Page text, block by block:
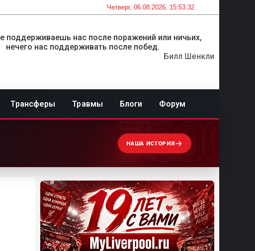
Четверг, 06.08.2026, 15:53:32
поддерживаешь нас после поражений или ничьих,
нечего нас поддерживать после побед.
Билл Шенкли
Трансферы Травмы Блоги Форум
7000
НАША ИСТОРИЯ